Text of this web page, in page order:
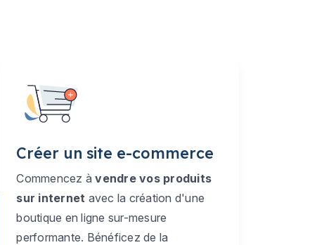
Créer un site e-commerce
Commencez àvendre vos produits
sur internet avec la création d'une
boutique en ligne sur-mesure
performante. Bénéficez de la